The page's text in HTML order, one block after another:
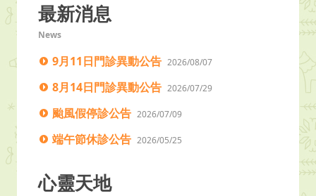
最新消息
News
9月11日門診異動公告 2026/08/07
8月14日門診異動公告 2026/07/29
颱風假停診公告 2026/07/09
端午節休診公告 2026/05/25
心靈天地